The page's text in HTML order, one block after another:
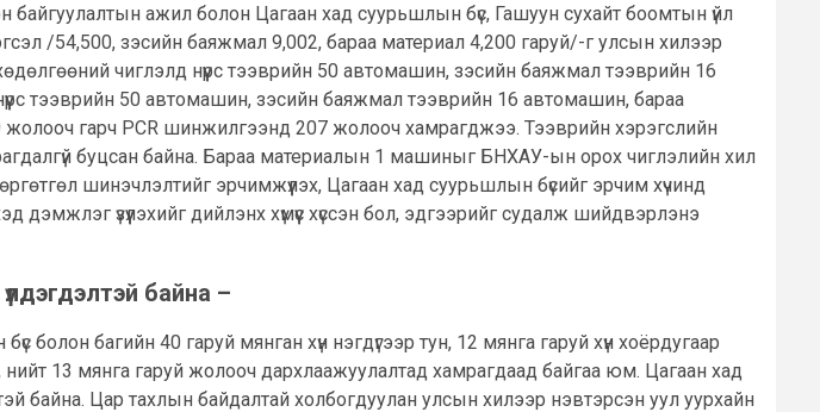
ажил болон Цагаан хад суурьшлын бүс, Гашуун сухайт боомтын үйл
/54,500, зэсийн баяжмал 9,002, бараа материал 4,200 гаруй/-г улсын хилээр
чиглэлд нүүрс тээврийн 50 автомашин, зэсийн баяжмал тээврийн 16
тээврийн 50 автомашин, зэсийн баяжмал тээврийн 16 автомашин, бараа
гарч PCR шинжилгээнд 207 жолооч хамрагджээ. Тээврийн хэрэгслийн
буцсан байна. Бараа материалын 1 машиныг БНХАУ-ын орох чиглэлийн хил
шинэчлэлтийг эрчимжүүлэх, Цагаан хад суурьшлын бүсийг эрчим хүчинд
үзүүлэхийг дийлэнх хүмүүс хүссэн бол, эдгээрийг судалж шийдвэрлэнэ
байна –
болон багийн 40 гаруй мянган хүн нэгдүгээр тун, 12 мянга гаруй хүн хоёрдугаар
13 мянга гаруй жолооч дархлаажуулалтад хамрагдаад байгаа юм. Цагаан хад
байна. Цар тахлын байдалтай холбогдуулан улсын хилээр нэвтэрсэн уул уурхайн